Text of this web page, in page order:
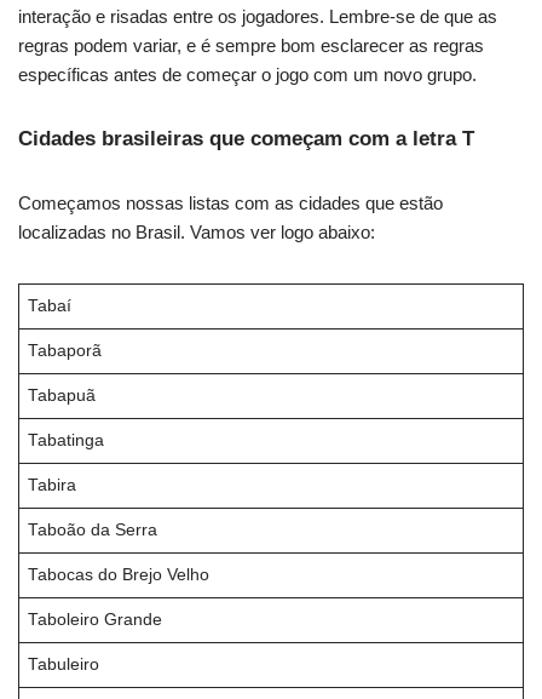
interação e risadas entre os jogadores. Lembre-se de que as
regras podem variar, e é sempre bom esclarecer as regras
específicas antes de começar o jogo com um novo grupo.
Cidades brasileiras que começam com a letra T
Começamos nossas listas com as cidades que estão
localizadas no Brasil. Vamos ver logo abaixo:
Tabaí
Tabaporã
Tabapuã
Tabatinga
Tabira
Taboão da Serra
Tabocas do Brejo Velho
Taboleiro Grande
Tabuleiro